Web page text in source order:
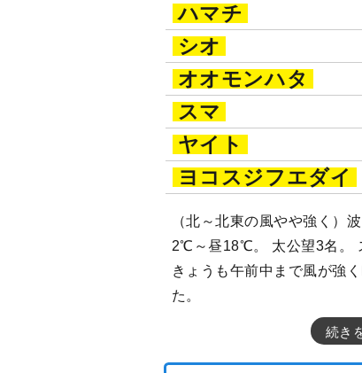
ハマチ
シオ
オオモンハタ
スマ
ヤイト
ヨコスジフエダイ
（北～北東の風やや強く）
2℃～昼18℃。 太公望3名。
きょうも午前中まで風が強
た。
続き